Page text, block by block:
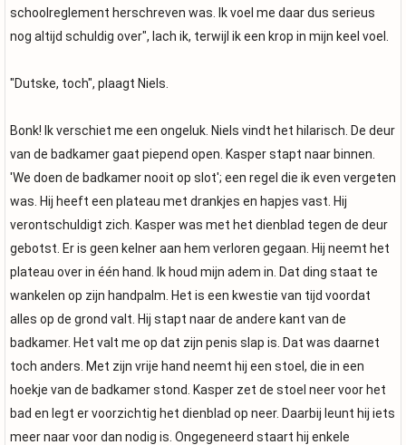
schoolreglement herschreven was. Ik voel me daar dus serieus
nog altijd schuldig over", lach ik, terwijl ik een krop in mijn keel voel.
"Dutske, toch", plaagt Niels.
Bonk! Ik verschiet me een ongeluk. Niels vindt het hilarisch. De deur
van de badkamer gaat piepend open. Kasper stapt naar binnen.
'We doen de badkamer nooit op slot'; een regel die ik even vergeten
was. Hij heeft een plateau met drankjes en hapjes vast. Hij
verontschuldigt zich. Kasper was met het dienblad tegen de deur
gebotst. Er is geen kelner aan hem verloren gegaan. Hij neemt het
plateau over in één hand. Ik houd mijn adem in. Dat ding staat te
wankelen op zijn handpalm. Het is een kwestie van tijd voordat
alles op de grond valt. Hij stapt naar de andere kant van de
badkamer. Het valt me op dat zijn penis slap is. Dat was daarnet
toch anders. Met zijn vrije hand neemt hij een stoel, die in een
hoekje van de badkamer stond. Kasper zet de stoel neer voor het
bad en legt er voorzichtig het dienblad op neer. Daarbij leunt hij iets
meer naar voor dan nodig is. Ongegeneerd staart hij enkele